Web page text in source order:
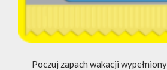
Poczuj zapach wakacji